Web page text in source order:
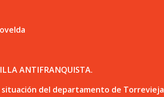
ANTIFRANQUISTA.
situación del departamento de Torrevieja